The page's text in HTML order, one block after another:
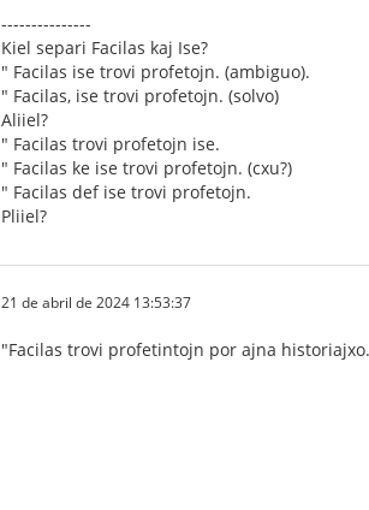
---------------
Kiel separi Facilas kaj Ise?
" Facilas ise trovi profetojn. (ambiguo).
" Facilas, ise trovi profetojn. (solvo)
Aliiel?
" Facilas trovi profetojn ise.
" Facilas ke ise trovi profetojn. (cxu?)
" Facilas def ise trovi profetojn.
Pliiel?
21 de abril de 2024 13:53:37
"Facilas trovi profetintojn por ajna